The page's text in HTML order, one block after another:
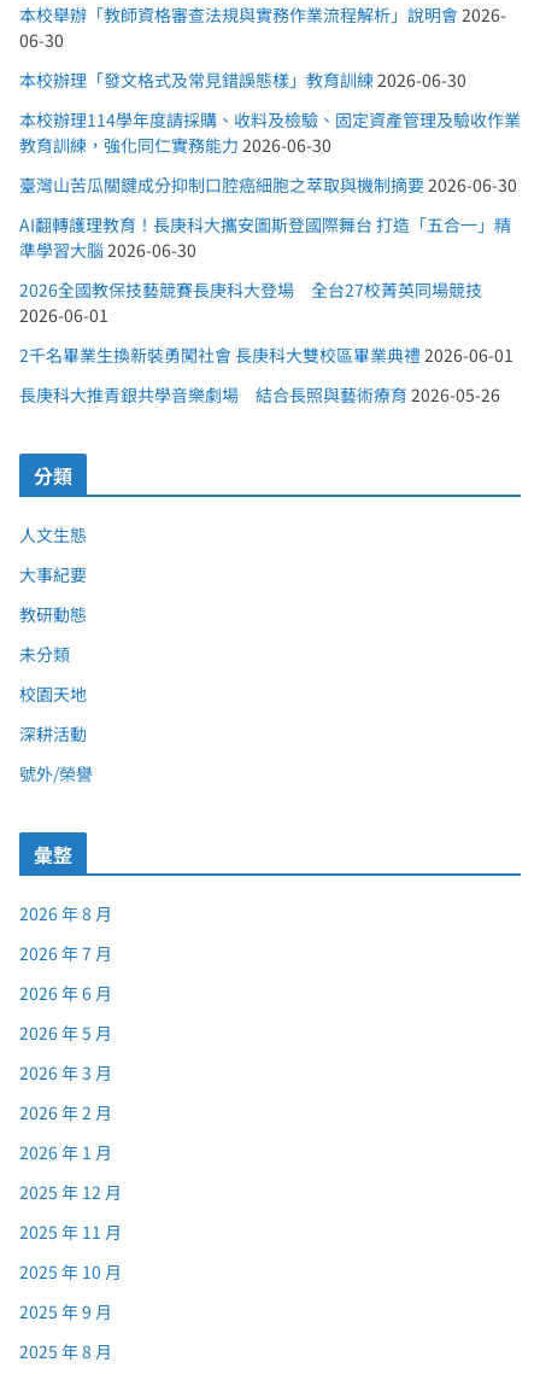
本校舉辦「教師資格審查法規與實務作業流程解析」說明會 2026-
06-30
本校辦理「發文格式及常見錯誤態樣」教育訓練 2026-06-30
本校辦理114學年度請採購、收料及檢驗、固定資產管理及驗收作業
教育訓練，強化同仁實務能力 2026-06-30
臺灣山苦瓜關鍵成分抑制口腔癌細胞之萃取與機制摘要 2026-06-30
AI翻轉護理教育！長庚科大攜安圖斯登國際舞台 打造「五合一」精
準學習大腦 2026-06-30
2026全國教保技藝競賽長庚科大登場 全台27校菁英同場競技
2026-06-01
2千名畢業生換新裝勇闖社會 長庚科大雙校區畢業典禮 2026-06-01
長庚科大推青銀共學音樂劇場 結合長照與藝術療育 2026-05-26
分類
人文生態
大事紀要
教研動態
未分類
校園天地
深耕活動
號外/榮譽
彙整
2026 年 8 月
2026 年 7 月
2026 年 6 月
2026 年 5 月
2026 年 3 月
2026 年 2 月
2026 年 1 月
2025 年 12 月
2025 年 11 月
2025 年 10 月
2025 年 9 月
2025 年 8 月